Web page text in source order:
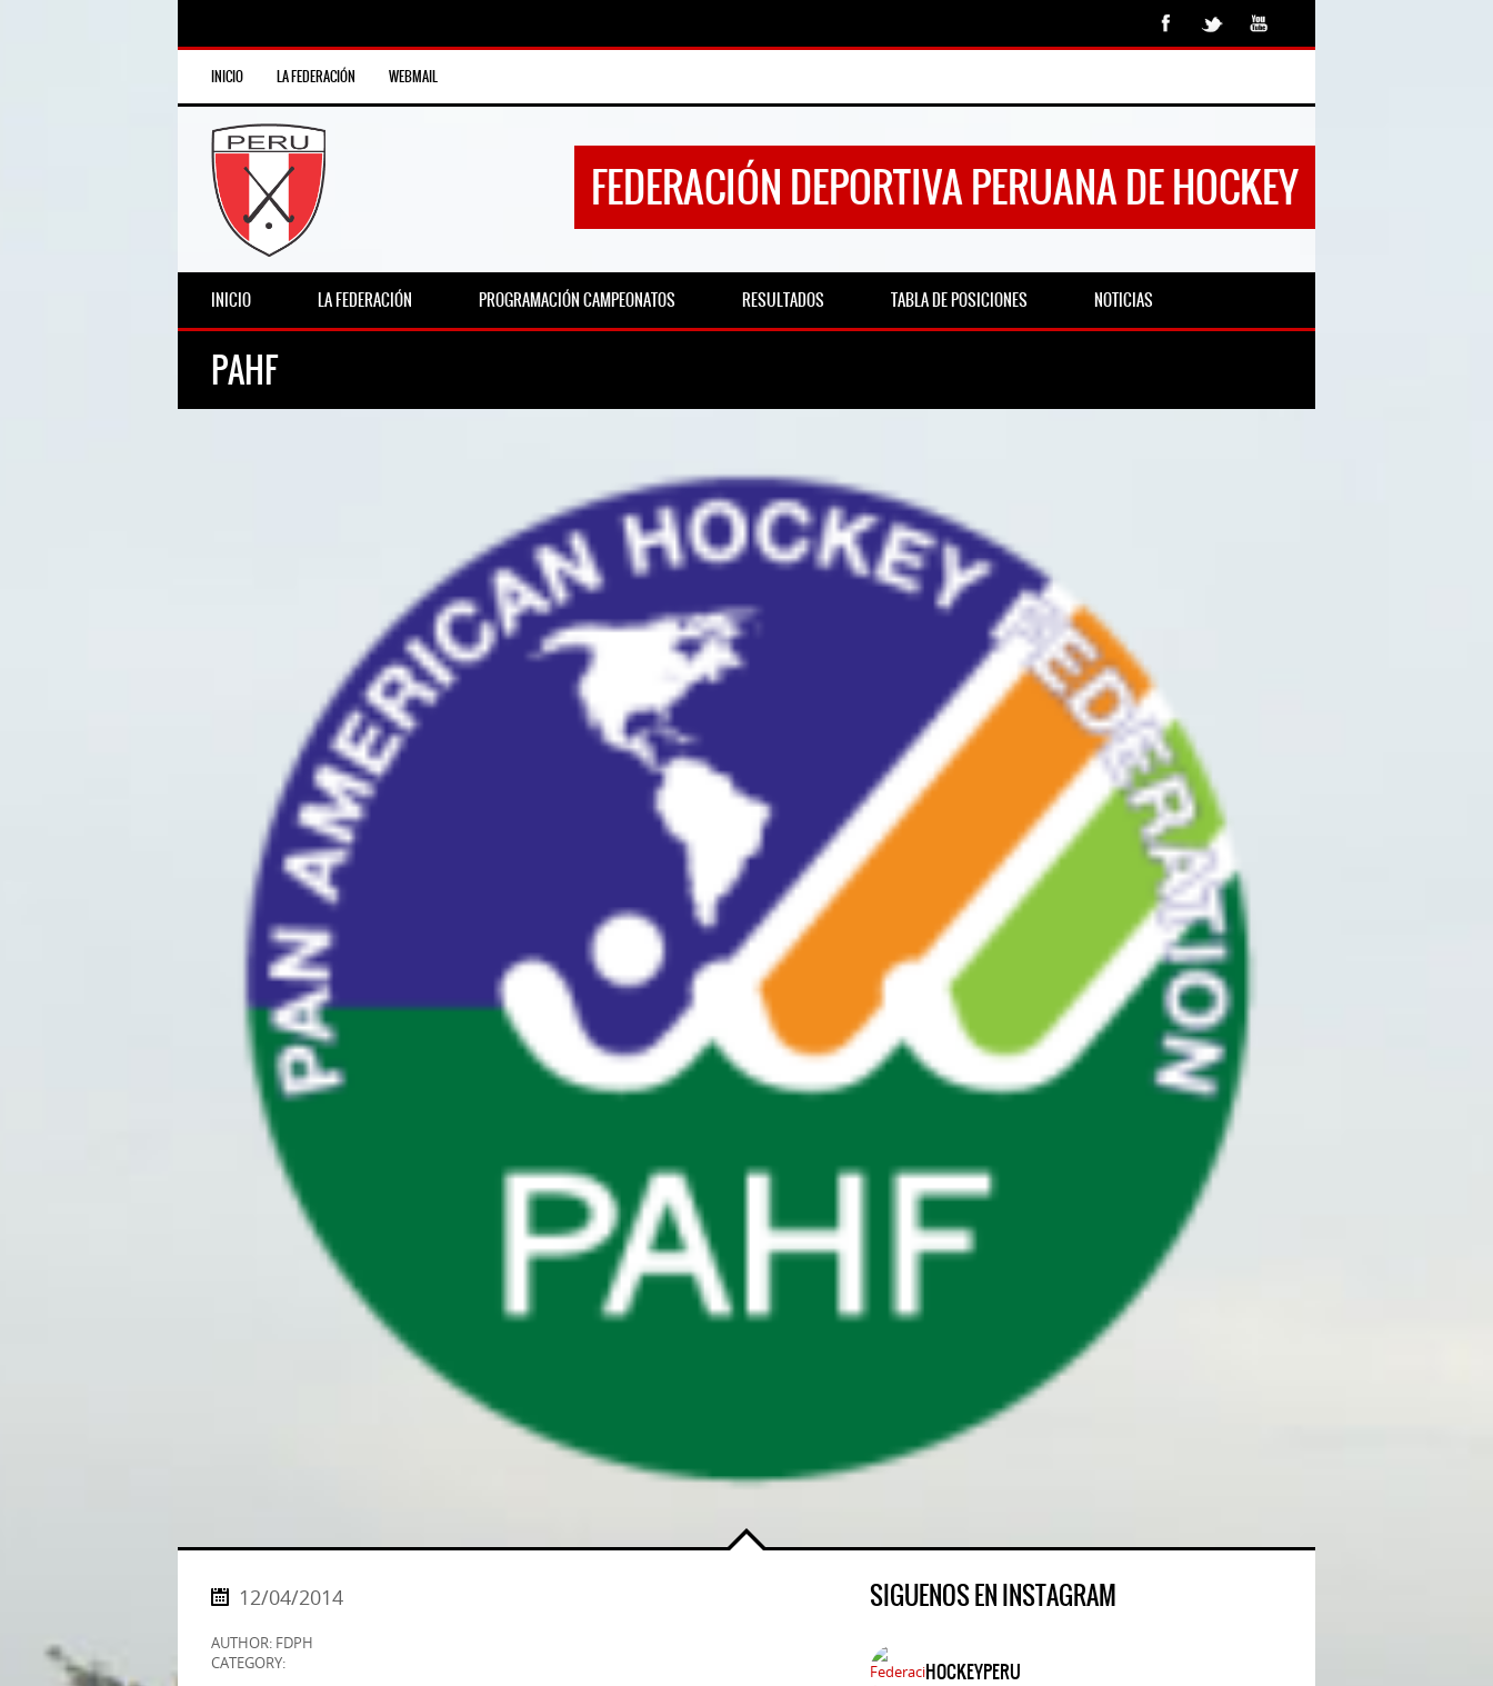
INICIO LA FEDERACIÓN WEBMAIL
FEDERACIÓN DEPORTIVA PERUANA DE HOCKEY
INICIO LA FEDERACIÓN PROGRAMACIÓN CAMPEONATOS RESULTADOS TABLA DE POSICIONES NOTICIAS
PAHF
12/04/2014
AUTHOR: FDPH
CATEGORY:
SIGUENOS EN INSTAGRAM
HOCKEYPERU